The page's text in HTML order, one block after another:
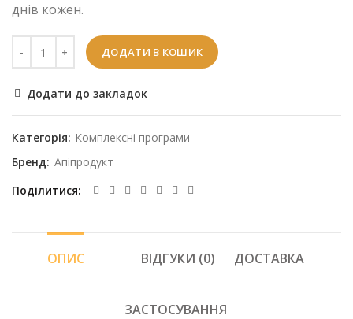
днів кожен.
ДОДАТИ В КОШИК
Додати до закладок
Категорія: Комплексні програми
Бренд: Апіпродукт
Поділитися
ОПИС ВІДГУКИ (0) ДОСТАВКА
ЗАСТОСУВАННЯ